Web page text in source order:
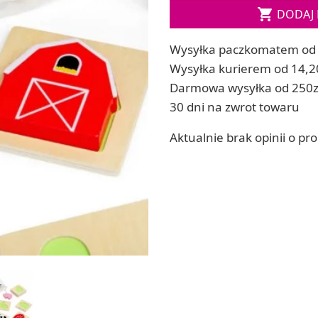
ręcznych
Soda, kwasek, formy do kul do kąpieli
RZEŹBA, GLINY I ODLEWY
Lepienie i rzeźbienie
Odlewy dekoracyjne
Tworzenie z gliny polimerowej
Modelowanie dla dzieci
 DODAJ
Wysyłka paczkomatem od
Wysyłka kurierem od
Darmowa wysyłka od
30 dni na zwrot towaru
Aktualnie brak opinii o